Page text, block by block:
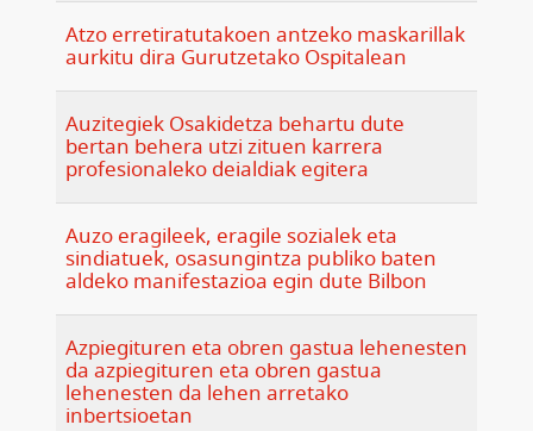
Atzo erretiratutakoen antzeko maskarillak
aurkitu dira Gurutzetako Ospitalean
Auzitegiek Osakidetza behartu dute
bertan behera utzi zituen karrera
profesionaleko deialdiak egitera
Auzo eragileek, eragile sozialek eta
sindiatuek, osasungintza publiko baten
aldeko manifestazioa egin dute Bilbon
Azpiegituren eta obren gastua lehenesten
da azpiegituren eta obren gastua
lehenesten da lehen arretako
inbertsioetan